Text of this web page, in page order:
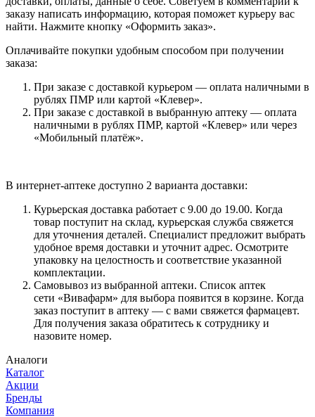
заказу написать информацию, которая поможет курьеру вас
найти. Нажмите кнопку «Оформить заказ».
Оплачивайте покупки удобным способом при получении
заказа:
При заказе с доставкой курьером — оплата наличными в
рублях ПМР или картой «Клевер».
При заказе с доставкой в выбранную аптеку — оплата
наличными в рублях ПМР, картой «Клевер» или через
«Мобильный платёж».
В интернет-аптеке доступно 2 варианта доставки:
Курьерская доставка работает с 9.00 до 19.00. Когда
товар поступит на склад, курьерская служба свяжется
для уточнения деталей. Специалист предложит выбрать
удобное время доставки и уточнит адрес. Осмотрите
упаковку на целостность и соответствие указанной
комплектации.
Самовывоз из выбранной аптеки. Список аптек
сети «Вивафарм» для выбора появится в корзине. Когда
заказ поступит в аптеку — с вами свяжется фармацевт.
Для получения заказа обратитесь к сотруднику и
назовите номер.
Аналоги
Каталог
Акции
Бренды
Компания